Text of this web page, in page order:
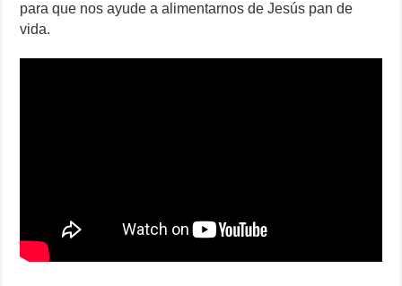
para que nos ayude a alimentarnos de Jesús pan de
vida.